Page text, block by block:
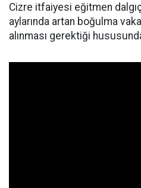
Cizre itfaiyesi eğitmen
aylarında artan boğulma
alınması gerektiği